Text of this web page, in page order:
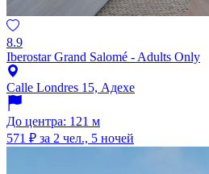
8.9
Iberostar Grand Salomé - Adults Only
Calle Londres 15, Адехе
До центра: 121 м
571 ₽ за 2 чел., 5 ночей